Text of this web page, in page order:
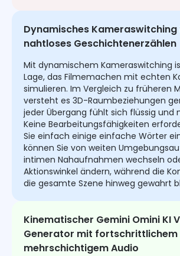
Dynamisches Kameraswitching
nahtloses Geschichtenerzählen
Mit dynamischem Kameraswitching
Lage, das Filmemachen mit echten
simulieren. Im Vergleich zu früheren
versteht es 3D-Raumbeziehungen
jeder Übergang fühlt sich flüssig und
Keine Bearbeitungsfähigkeiten
Sie einfach einige einfache Wörter
können Sie von weiten
intimen Nahaufnahmen wechseln
Aktionswinkel ändern, während die
die gesamte Szene hinweg gewahrt
Kinematischer Gemini Omini KI
Generator mit fortschrittlichem
mehrschichtigem Audio